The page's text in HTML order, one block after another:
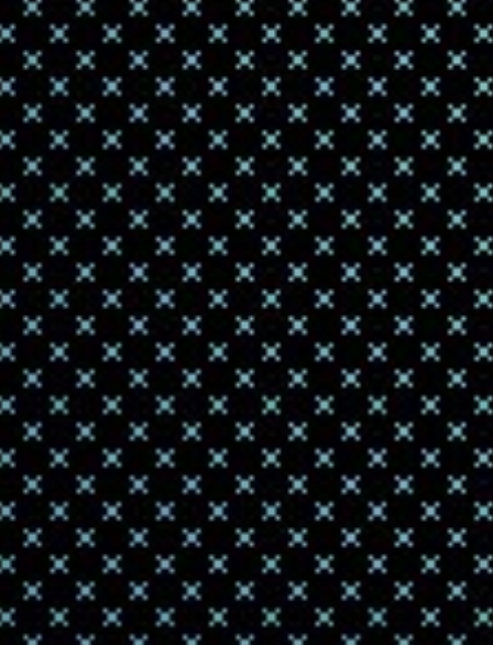
2020-09-29 10:41
2 октября
б...
2020-09-03 18:36
Немецкие
керамикой